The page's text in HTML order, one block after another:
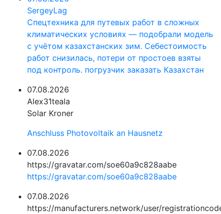
SergeyLag
Спецтехника для путевых работ в сложных
климатических условиях — подобрали модель
с учётом казахстанских зим. Себестоимость
работ снизилась, потери от простоев взяты
под контроль. погрузчик заказать Казахстан
07.08.2026
Alex31teala
Solar Kroner
Anschluss Photovoltaik an Hausnetz
07.08.2026
https://gravatar.com/soe60a9c828aabe
https://gravatar.com/soe60a9c828aabe
07.08.2026
https://manufacturers.network/user/